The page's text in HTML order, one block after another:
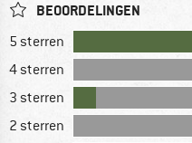
BEOORDELINGEN
5 sterren
4 sterren
3 sterren
2 sterren